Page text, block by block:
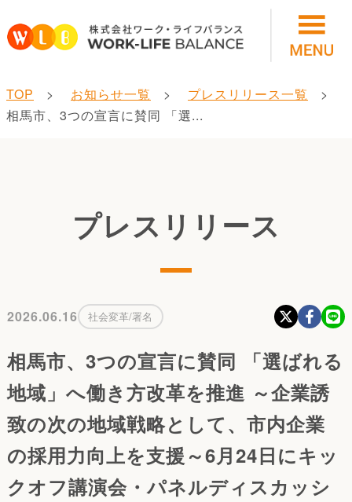
TOP お知らせ一覧
プレスリリース一覧
相馬市、3つの宣言に賛同 「選...
プレスリリース
2026.06.16 社会変革/署名
相馬市、3つの宣言に賛同 「選ばれる
地域」へ働き方改革を推進 ～企業誘
致の次の地域戦略として、市内企業
の採用力向上を支援～6月24日にキッ
クオフ講演会・パネルディスカッシ